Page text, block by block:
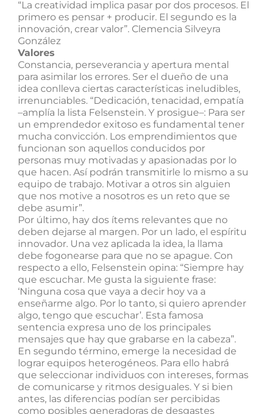
“La creatividad implica pasar por dos procesos. El
primero es pensar + producir. El segundo es la
innovación, crear valor”. Clemencia Silveyra
González
Valores
Constancia, perseverancia y apertura mental
para asimilar los errores. Ser el dueño de una
idea conlleva ciertas características ineludibles,
irrenunciables. “Dedicación, tenacidad, empatía
–amplía la lista Felsenstein. Y prosigue–: Para ser
un emprendedor exitoso es fundamental tener
mucha convicción. Los emprendimientos que
funcionan son aquellos conducidos por
personas muy motivadas y apasionadas por lo
que hacen. Así podrán transmitirle lo mismo a su
equipo de trabajo. Motivar a otros sin alguien
que nos motive a nosotros es un reto que se
debe asumir”.
Por último, hay dos ítems relevantes que no
deben dejarse al margen. Por un lado, el espíritu
innovador. Una vez aplicada la idea, la llama
debe fogonearse para que no se apague. Con
respecto a ello, Felsenstein opina: “Siempre hay
que escuchar. Me gusta la siguiente frase:
‘Ninguna cosa que vaya a decir hoy va a
enseñarme algo. Por lo tanto, si quiero aprender
algo, tengo que escuchar’. Esta famosa
sentencia expresa uno de los principales
mensajes que hay que grabarse en la cabeza”.
En segundo término, emerge la necesidad de
lograr equipos heterogéneos. Para ello habrá
que seleccionar individuos con intereses, formas
de comunicarse y ritmos desiguales. Y si bien
antes, las diferencias podían ser percibidas
como posibles generadoras de desgastes